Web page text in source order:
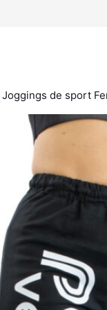
Joggings de sport